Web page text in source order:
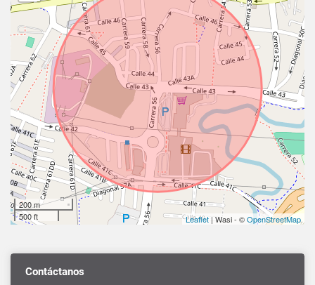
200 m
500 ft
Leaflet | Wasi - ©OpenStreetMap
Contáctanos